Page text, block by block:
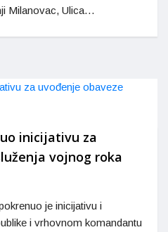
Milanovac, Ulica…
inicijativu za
vojnog roka
je inicijativu i
i vrhovnom komandantu